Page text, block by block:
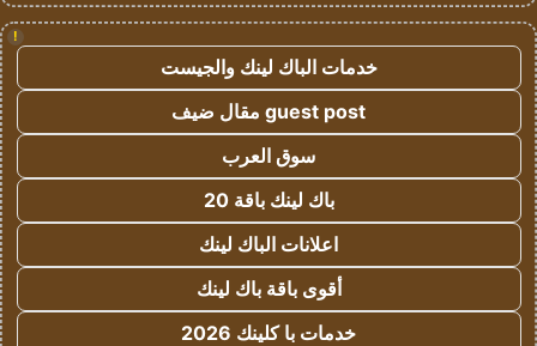
!
خدمات الباك لينك والجيست
guest post مقال ضيف
سوق العرب
باك لينك باقة 20
اعلانات الباك لينك
أقوى باقة باك لينك
خدمات با كلينك 2026